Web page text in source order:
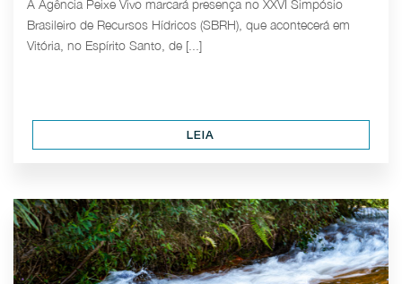
A Agência Peixe Vivo marcará presença no XXVI Simpósio
Brasileiro de Recursos Hídricos (SBRH), que acontecerá em
Vitória, no Espírito Santo, de [...]
LEIA